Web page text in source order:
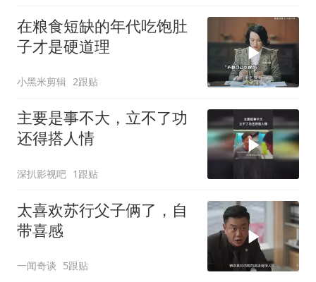
在粮食短缺的年代吃饱肚
子才是硬道理
小黑米剪辑 2跟贴
主要是事不大，立不了功
还得搭人情
深扒影视吧 1跟贴
太喜欢苏行父子俩了，自
带喜感
一闻奇谈 5跟贴